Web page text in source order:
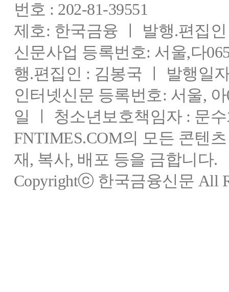
번호 : 202-81-39551
제호: 한국금융 ㅣ 발행.편집
신문사업 등록번호: 서울,다
행.편집인 : 김봉국 ㅣ 발행일
인터넷신문 등록번호: 서울,
일 ㅣ 청소년보호책임자 : 문
FNTIMES.COM의 모든 콘텐
재, 복사, 배포 등을 금합니다.
Copyrightⓒ 한국금융신문 All